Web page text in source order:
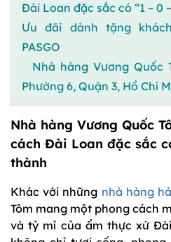
Đài Loan đặc sắc có “1 – 0
Ưu đãi dành tặng
PASGO
Nhà hàng Vương Quốc
Phường 6, Quận 3, Hồ Chí
Nhà hàng Vương Quốc
cách Đài Loan đặc sắc
thành
Khác với những nhà hàng
Tôm mang một phong cách
và tỷ mỉ của ẩm thực xứ